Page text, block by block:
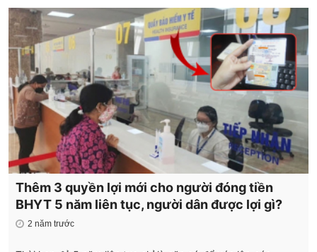
Thêm 3 quyền lợi mới cho người đóng tiền
BHYT 5 năm liên tục, người dân được lợi gì?
2 năm trước